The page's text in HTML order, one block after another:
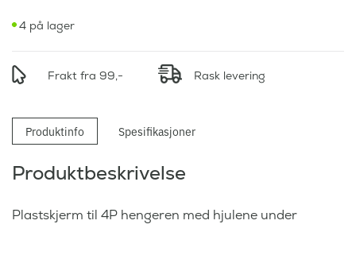
4 på lager
Frakt fra 99,- Rask levering
Produktinfo Spesifikasjoner
Produktbeskrivelse
Plastskjerm til 4P hengeren med hjulene under